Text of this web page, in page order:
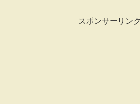
スポンサーリンク